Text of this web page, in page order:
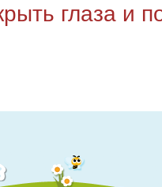
глаза и